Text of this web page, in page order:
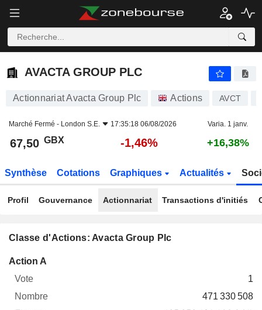
AVACTA GROUP PLC
AVACTA GROUP PLC
Actionnariat Avacta Group Plc Actions AVCT
Marché Fermé - London S.E. 17:35:18 06/08/2026 Varia. 1 janv.
67,50 GBX -1,46% +16,38%
Synthèse Cotations Graphiques Actualités
Profil Gouvernance Actionnariat Transactions d'initiés
Classe d'Actions: Avacta Group Plc
Action A
1
471 330 508